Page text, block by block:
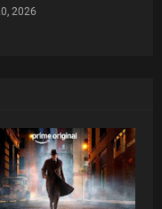
2026